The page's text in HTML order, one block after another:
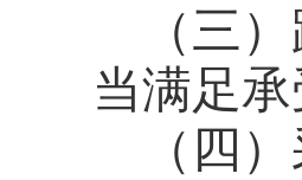
（三
当满足
（四